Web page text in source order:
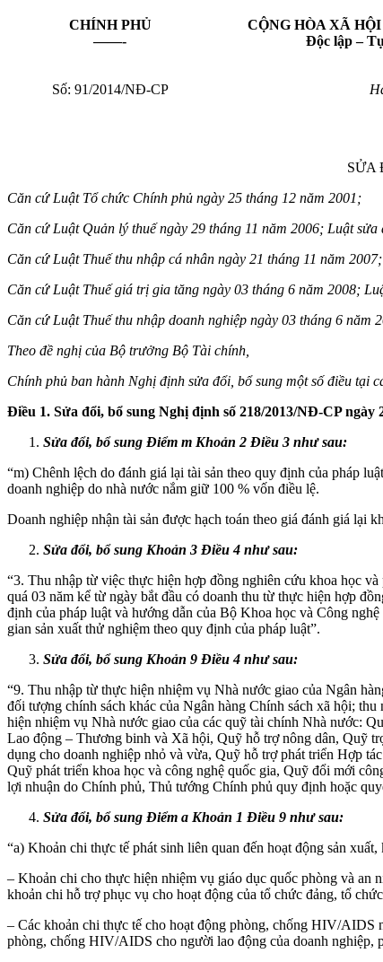
CHÍNH PHỦ
——-
CỘNG HÒA XÃ
Độc lập –
Số: 91/2014/NĐ-CP
SỬA
Căn cứ Luật Tổ chức Chính phủ ngày 25 tháng 12 năm 2001;
Căn cứ Luật Quản lý thuế ngày 29 tháng 11 năm 2006; Luật
Căn cứ Luật Thuế thu nhập cá nhân ngày 21 tháng 11 năm
Căn cứ Luật Thuế giá trị gia tăng ngày 03 tháng 6 năm 2008;
Căn cứ Luật Thuế thu nhập doanh nghiệp ngày 03 tháng 6 năm
Theo đề nghị của Bộ trưởng Bộ Tài chính,
Chính phủ ban hành Nghị định sửa đổi, bổ sung một số điều tại
Điều 1. Sửa đổi, bổ sung Nghị định số 218/2013/NĐ-CP
Sửa đổi, bổ sung Điểm m Khoản 2 Điều 3 như sau:
“m) Chênh lệch do đánh giá lại tài sản theo quy định của pháp
doanh nghiệp do nhà nước nắm giữ 100 % vốn điều lệ.
Doanh nghiệp nhận tài sản được hạch toán theo giá đánh giá
Sửa đổi, bổ sung Khoản 3 Điều 4 như sau:
“3. Thu nhập từ việc thực hiện hợp đồng nghiên cứu khoa học
quá 03 năm kể từ ngày bắt đầu có doanh thu từ thực hiện hợp
định của pháp luật và hướng dẫn của Bộ Khoa học và Công
gian sản xuất thử nghiệm theo quy định của pháp luật”.
Sửa đổi, bổ sung Khoản 9 Điều 4 như sau:
“9. Thu nhập từ thực hiện nhiệm vụ Nhà nước giao của Ngân
đối tượng chính sách khác của Ngân hàng Chính sách xã hội;
hiện nhiệm vụ Nhà nước giao của các quỹ tài chính Nhà nước:
Lao động – Thương binh và Xã hội, Quỹ hỗ trợ nông dân, Quỹ
dụng cho doanh nghiệp nhỏ và vừa, Quỹ hỗ trợ phát triển Hợp
Quỹ phát triển khoa học và công nghệ quốc gia, Quỹ đổi mới
lợi nhuận do Chính phủ, Thủ tướng Chính phủ quy định hoặc
Sửa đổi, bổ sung Điểm a Khoản 1 Điều 9 như sau:
“a) Khoản chi thực tế phát sinh liên quan đến hoạt động sản
– Khoản chi cho thực hiện nhiệm vụ giáo dục quốc phòng và an
khoản chi hỗ trợ phục vụ cho hoạt động của tổ chức đảng, tổ
– Các khoản chi thực tế cho hoạt động phòng, chống HIV/
phòng, chống HIV/AIDS cho người lao động của doanh